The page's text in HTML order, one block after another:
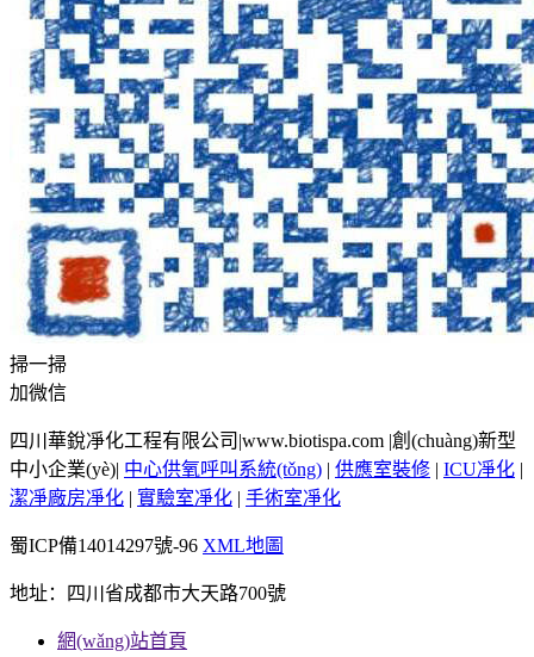
掃一掃
加微信
四川華銳凈化工程有限公司|www.biotispa.com |創(chuàng)新型
中小企業(yè)| 中心供氧呼叫系統(tǒng) | 供應室裝修 | ICU凈化 |
潔凈廠房凈化 | 實驗室凈化 | 手術室凈化
蜀ICP備14014297號-96 XML地圖
地址：四川省成都市大天路700號
網(wǎng)站首頁